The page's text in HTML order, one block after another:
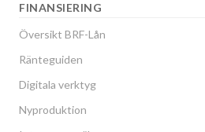
FINANSIERING
Översikt BRF-Lån
Ränteguiden
Digitala verktyg
Nyproduktion